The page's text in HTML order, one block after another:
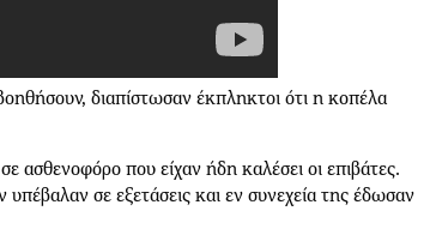
διαπίστωσαν έκπληκτοι ότι η κοπέλα
ασθενοφόρο που είχαν ήδη καλέσει οι επιβάτες.
υπέβαλαν σε εξετάσεις και εν συνεχεία της έδωσαν